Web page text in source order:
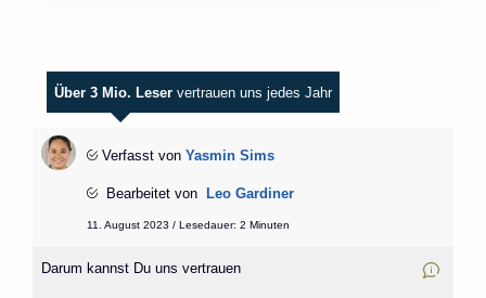
Über 3 Mio. Leser vertrauen uns jedes Jahr
Verfasst von Yasmin Sims
Bearbeitet von Leo Gardiner
11. August 2023 / Lesedauer: 2 Minuten
Darum kannst Du uns vertrauen